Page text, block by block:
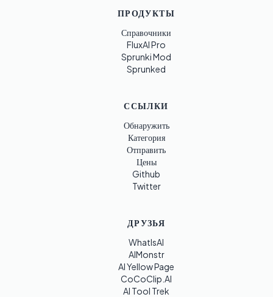
ПРОДУКТЫ
Справочники
FluxAI Pro
Sprunki Mod
Sprunked
ССЫЛКИ
Обнаружить
Категория
Отправить
Цены
Github
Twitter
ДРУЗЬЯ
WhatIsAI
AIMonstr
AI Yellow Page
CoCoClip.AI
AI Tool Trek